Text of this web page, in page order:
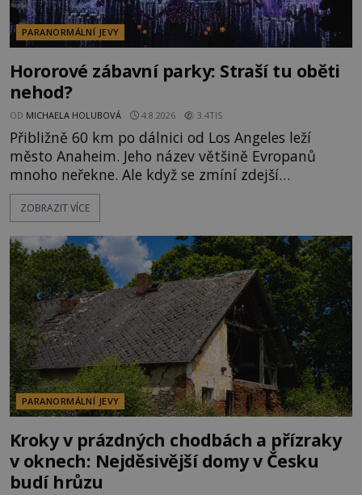
PARANORMÁLNÍ JEVY
Hororové zábavní parky: Straší tu oběti
nehod?
OD MICHAELA HOLUBOVÁ 4.8.2026 3.4TIS
Přibližně 60 km po dálnici od Los Angeles leží
město Anaheim. Jeho název většině Evropanů
mnoho neřekne. Ale když se zmíní zdejší
Disneyland, je hned jasno. Zábavní park vyroste na
poklidném místě bývalého sadu pomerančovníků.
kolem 17 000 000 zábavychtivých lidí ročně. A ač je
velká snaha to utajit, někteří z
ZOBRAZIT VÍCE
PARANORMÁLNÍ JEVY
Kroky v prázdných chodbách a přízraky
v oknech: Nejděsivější domy v Česku
budí hrůzu